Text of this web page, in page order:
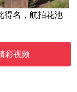
得名，航拍花池
彩视频